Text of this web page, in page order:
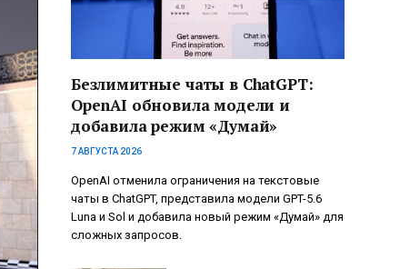
Безлимитные чаты в ChatGPT:
OpenAI обновила модели и
добавила режим «Думай»
7 АВГУСТА 2026
OpenAI отменила ограничения на текстовые
чаты в ChatGPT, представила модели GPT-5.6
Luna и Sol и добавила новый режим «Думай» для
сложных запросов.